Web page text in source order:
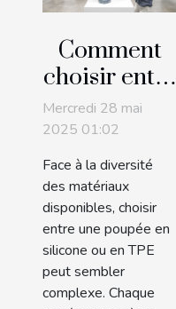
Comment
choisir entre
une poupée
en silicone
et une en
TPE ?
Mercredi 28 mai
2025 01:02
Face à la diversité
des matériaux
disponibles, choisir
entre une poupée en
silicone ou en TPE
peut sembler
complexe. Chaque